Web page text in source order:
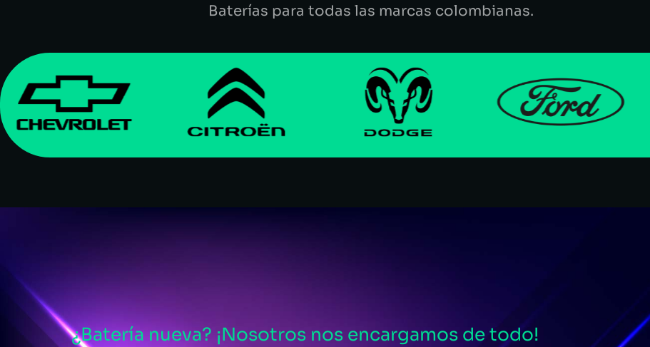
Baterías para todas las marcas colombianas.
¿Batería nueva? ¡Nosotros nos encargamos de todo!